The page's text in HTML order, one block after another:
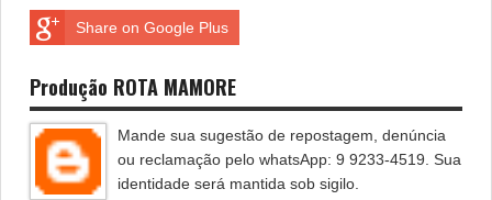
Share on Google Plus
Produção ROTA MAMORE
Mande sua sugestão de repostagem, denúncia
ou reclamação pelo whatsApp: 9 9233-4519. Sua
identidade será mantida sob sigilo.